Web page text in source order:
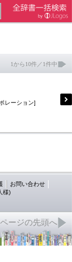
1から10件／1件中
レーション]
お問い合わせ
様)
ページの先頭へ